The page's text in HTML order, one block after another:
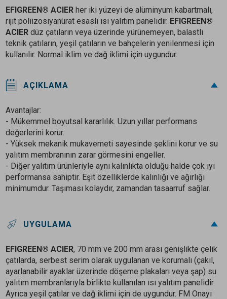
EFIGREEN® ACIERher iki yüzeyi de alüminyum kabartmalı,
rijit poliizosiyanürat esaslı ısı yalıtım panelidir. EFIGREEN®
ACIERdüz çatıların veya üzerinde yürünemeyen, balastlı
teknik çatıların, yeşil çatıların ve bahçelerin yenilenmesi için
kullanılır. Normal iklim ve dağ iklimi için uygundur.
AÇIKLAMA
Avantajlar:
- Mükemmel boyutsal kararlılık. Uzun yıllar performans
değerlerini korur.
- Yüksek mekanik mukavemeti sayesinde şeklini korur ve su
yalıtım membranının zarar görmesini engeller.
- Diğer yalıtım ürünleriyle aynı kalınlıkta olduğu halde çok iyi
performansa sahiptir. Eşit özelliklerde kalınlığı ve ağırlığı
minimumdur. Taşıması kolaydır, zamandan tasaarruf sağlar.
UYGULAMA
EFIGREEN® ACIER, 70 mm ve 200 mm arası genişlikte çelik
çatılarda, serbest serim olarak uygulanan ve korumalı (çakıl,
ayarlanabilir ayaklar üzerinde döşeme plakaları veya şap) su
yalıtım membranlarıyla birlikte kullanılan ısı yalıtım panelidir.
Ayrıca yeşil çatılar ve dağ iklimi için de uygundur. FM Onayı